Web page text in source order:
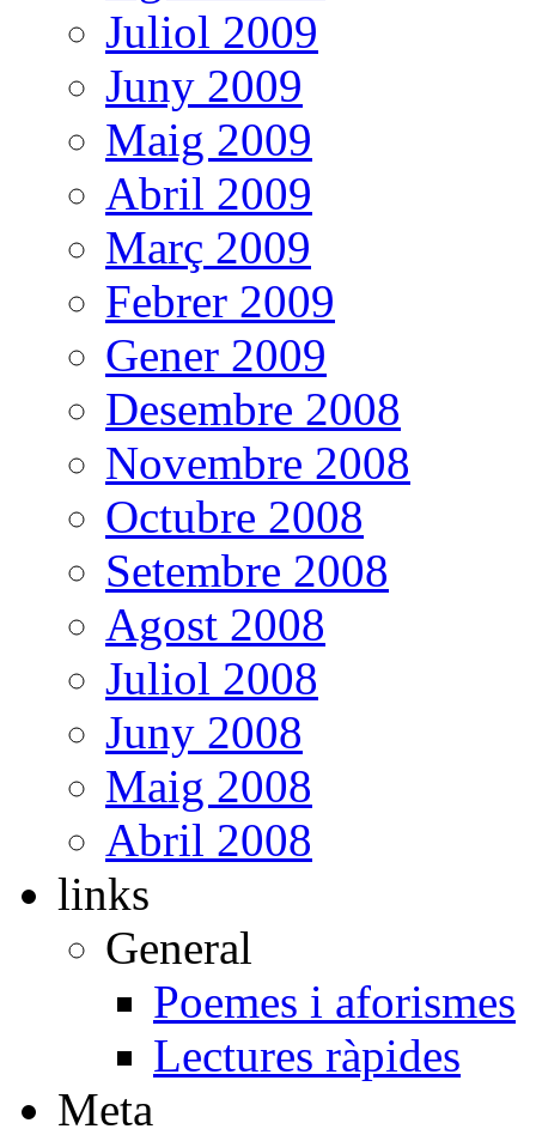
Juliol 2009
Juny 2009
Maig 2009
Abril 2009
Març 2009
Febrer 2009
Gener 2009
Desembre 2008
Novembre 2008
Octubre 2008
Setembre 2008
Agost 2008
Juliol 2008
Juny 2008
Maig 2008
Abril 2008
links
General
Poemes i aforismes
Lectures ràpides
Meta